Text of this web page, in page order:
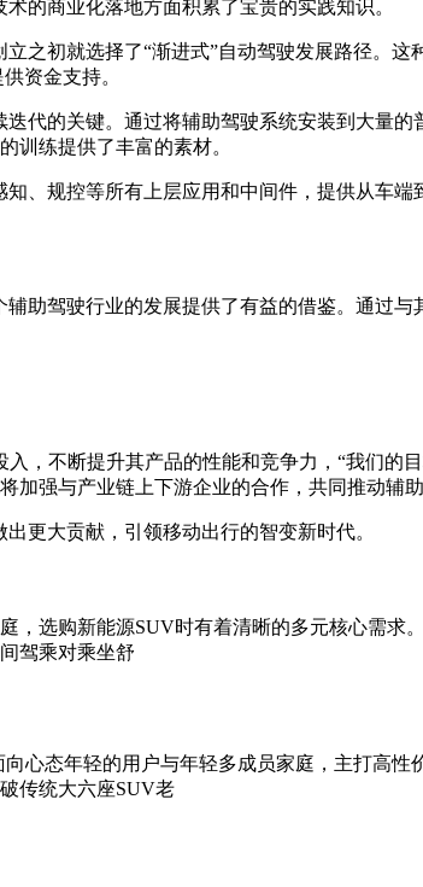
的商业化落地方面积累了宝贵的实践知识。
之初就选择了“渐进式”自动驾驶发展路径。
资金支持。
代的关键。通过将辅助驾驶系统安装到大量
训练提供了丰富的素材。
、规控等所有上层应用和中间件，提供从车
助驾驶行业的发展提供了有益的借鉴。通过与
，不断提升其产品的性能和竞争力，“我们的
加强与产业链上下游企业的合作，共同推动辅
更大贡献，引领移动出行的智变新时代。
选购新能源SUV时有着清晰的多元核心需求
驾乘对乘坐舒
心态年轻的用户与年轻多成员家庭，主打高
传统大六座SUV老